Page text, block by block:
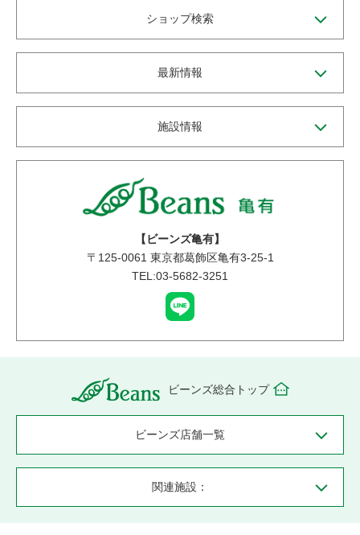
ショップ検索
最新情報
施設情報
【ビーンズ亀有】
〒 125-0061 東京都葛飾区亀有3-25-1
TEL:03-5682-3251
ビーンズ総合トップ
ビーンズ店舗一覧
関連施設：